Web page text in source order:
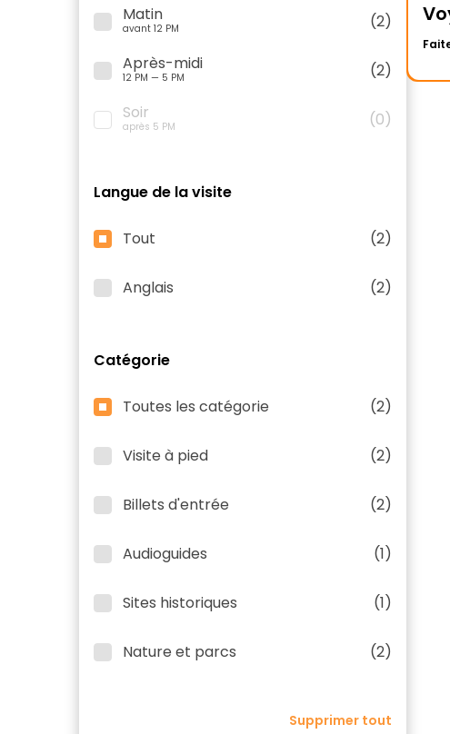
Matin
avant 12 PM
(2)
Après-midi
12 PM — 5 PM
(2)
Soir
après 5 PM (0)
Langue de la visite
Tout (2)
Anglais (2)
Catégorie
Toutes les catégorie (2)
Visite à pied (2)
Billets d'entrée (2)
Audioguides (1)
Sites historiques (1)
Nature et parcs (2)
Supprimer tout